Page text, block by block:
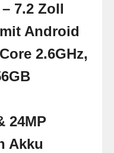
7.2 Zoll
Android
2.6GHz,
24MP
Akku